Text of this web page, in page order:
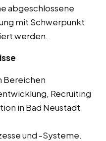
abgeschlossene
mit Schwerpunkt
werden.
Bereichen
Recruiting
in Bad Neustadt
und -Systeme.